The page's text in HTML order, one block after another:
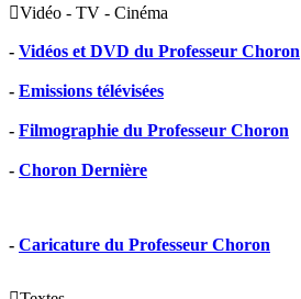
Vidéo - TV - Cinéma
- Vidéos et DVD du Professeur Choron
- Emissions télévisées
- Filmographie du Professeur Choron
- Choron Dernière
- Caricature du Professeur Choron